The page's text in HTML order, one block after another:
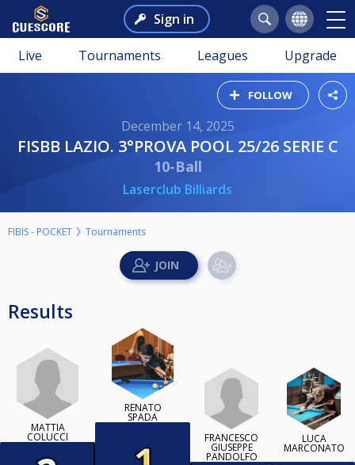
Sign in
Live Tournaments Leagues Upgrade
FOLLOW
December 14, 2025
FISBB LAZIO. 3°PROVA POOL 25/26 SERIE C
10-Ball
Laserclub Billiards
FIBIS - POCKET Tournaments
Results
MATTIA
COLUCCI
RENATO
SPADA
FRANCESCO
GIUSEPPE
PANDOLFO
LUCA
MARCONATO